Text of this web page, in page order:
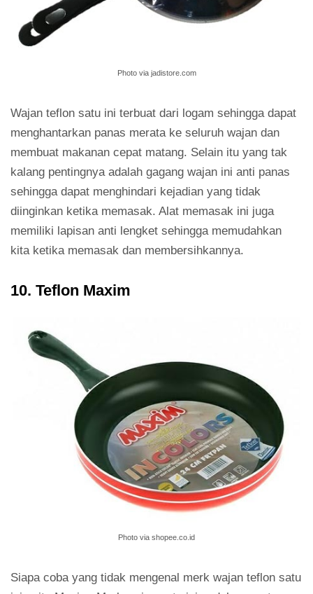
Photo via jadistore.com
Wajan teflon satu ini terbuat dari logam sehingga dapat
menghantarkan panas merata ke seluruh wajan dan
membuat makanan cepat matang. Selain itu yang tak
kalang pentingnya adalah gagang wajan ini anti panas
sehingga dapat menghindari kejadian yang tidak
diinginkan ketika memasak. Alat memasak ini juga
memiliki lapisan anti lengket sehingga memudahkan
kita ketika memasak dan membersihkannya.
10. Teflon Maxim
Photo via shopee.co.id
Siapa coba yang tidak mengenal merk wajan teflon satu